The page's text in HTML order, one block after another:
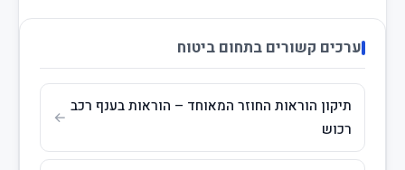
ערכים קשורים בתחום ביטוח
תיקון הוראות החוזר המאוחד – הוראות בענף רכב
רכוש